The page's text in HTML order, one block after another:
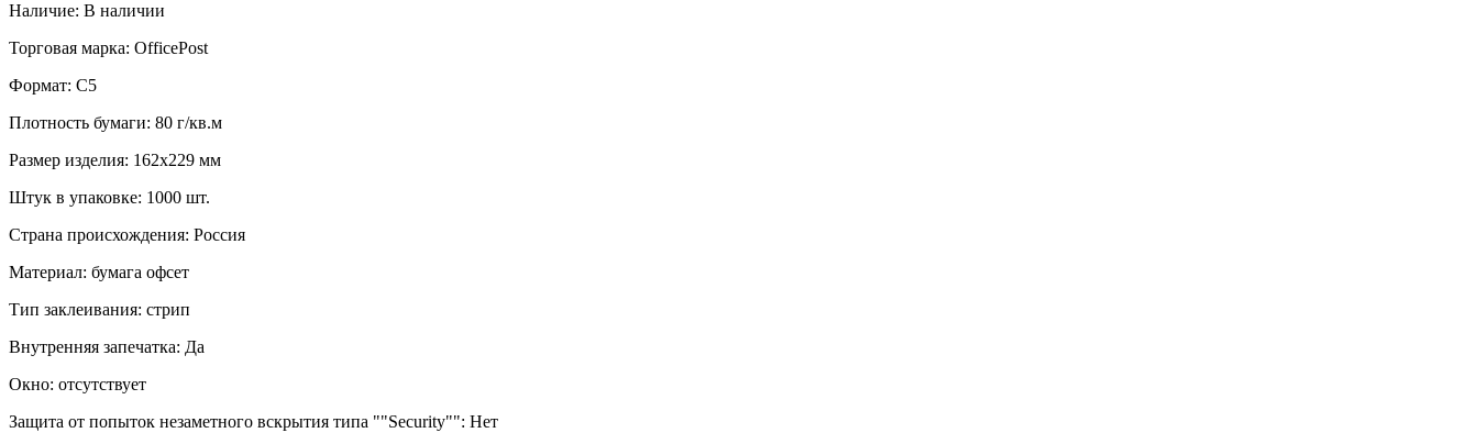
Наличие: В наличии
Торговая марка: OfficePost
Формат: С5
Плотность бумаги: 80 г/кв.м
Размер изделия: 162x229 мм
Штук в упаковке: 1000 шт.
Страна происхождения: Россия
Материал: бумага офсет
Тип заклеивания: стрип
Внутренняя запечатка: Да
Окно: отсутствует
Защита от попыток незаметного вскрытия типа ""Security"": Нет